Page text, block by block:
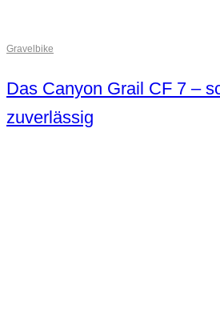
Gravelbike
Das Canyon Grail CF 7 –
zuverlässig